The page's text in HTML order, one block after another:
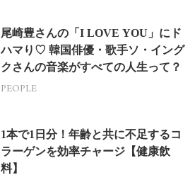
尾崎豊さんの「I LOVE YOU」にド
ハマり♡ 韓国俳優・歌手ソ・イング
クさんの音楽がすべての人生って？
PEOPLE
1本で1日分！年齢と共に不足するコ
ラーゲンを効率チャージ【健康飲
料】